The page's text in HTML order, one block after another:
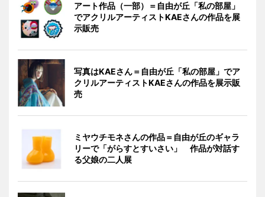
アート作品（一部）＝自由が丘「私の部屋」
でアクリルアーティストKAEさんの作品を展
示販売
写真はKAEさん＝自由が丘「私の部屋」でア
クリルアーティストKAEさんの作品を展示販
売
ミヤウチモネさんの作品＝自由が丘のギャラ
リーで「がらすとすいさい」 作品が対話す
る父娘の二人展